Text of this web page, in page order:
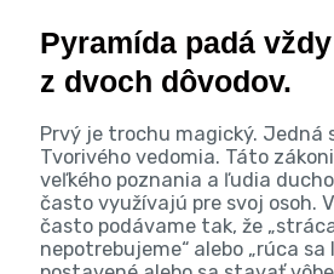
Pyramída padá
z dvoch dôvodov.
Prvý je trochu magický. Jedná
Tvorivého vedomia. Táto
veľkého poznania a ľudia
často využívajú pre svoj osoh.
často podávame tak, že
nepotrebujeme“ alebo „rúca sa